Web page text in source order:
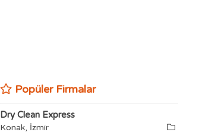
Popüler Firmalar
Dry Clean Express
Konak, İzmir